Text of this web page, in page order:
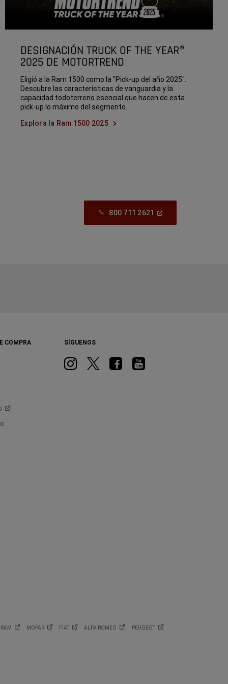
DESIGNACIÓN TRUCK OF THE YEAR®
2025 DE MOTORTREND
Eligió a la Ram 1500 como la "Pick-up del año 2025".
Descubre las características de vanguardia y la
capacidad todoterreno esencial que hacen de esta
pick-up lo máximo del segmento.
Explora la Ram 1500 2025
800 711 2621 (Open
COMPRA SÍGUENOS
Instagram
TwitterFacebook
Youtube
RAM MOPAR FIAT ALFA ROMEO PEUGEOT